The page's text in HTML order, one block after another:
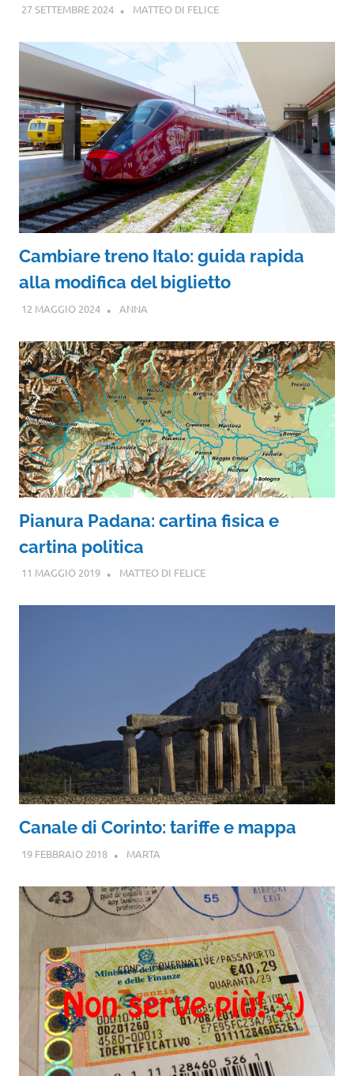
27 SETTEMBRE 2024 MATTEO DI FELICE
Cambiare treno Italo: guida rapida
alla modifica del biglietto
12 MAGGIO 2024 ANNA
Pianura Padana: cartina fisica e
cartina politica
11 MAGGIO 2019 MATTEO DI FELICE
Canale di Corinto: tariffe e mappa
19 FEBBRAIO 2018 MARTA